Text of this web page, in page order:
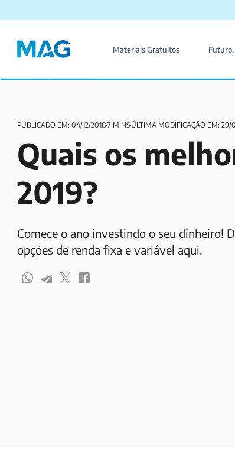
Materiais Gratuitos
PUBLICADO EM: 04/12/2018 7 MINS ÚLTIMA MODIFICAÇÃO EM: 29/
Quais os
2019?
Comece o ano investindo o seu dinheiro!
opções de renda fixa e variável aqui.